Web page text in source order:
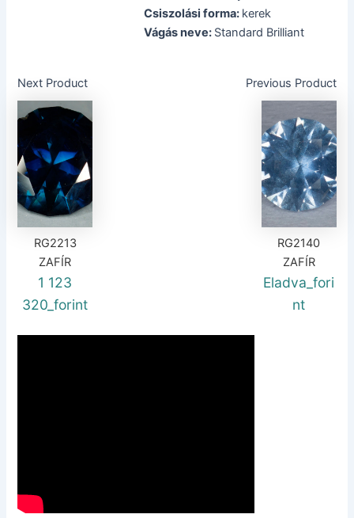
Csiszolási forma: kerek
Vágás neve: Standard Brilliant
Next Product
RG2213
ZAFÍR
1 123
320_forint
Previous Product
RG2140
ZAFÍR
Eladva_fori
nt